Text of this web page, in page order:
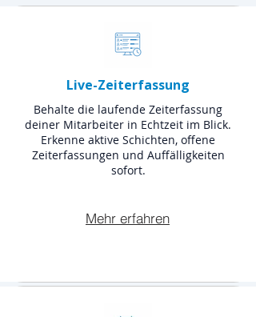
Live-Zeiterfassung
Behalte die laufende Zeiterfassung
deiner Mitarbeiter in Echtzeit im Blick.
Erkenne aktive Schichten, offene
Zeiterfassungen und Auffälligkeiten
sofort.
Mehr erfahren